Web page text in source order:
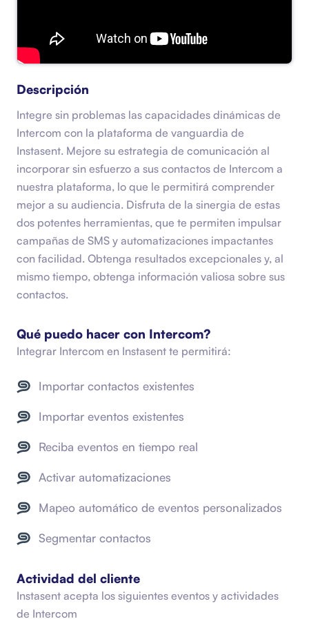
Descripción
Integre sin problemas las capacidades dinámicas de
Intercom con la plataforma de vanguardia de
Instasent. Mejore su estrategia de comunicación al
incorporar sin esfuerzo a sus contactos de Intercom a
nuestra plataforma, lo que le permitirá comprender
mejor a su audiencia. Disfruta de la sinergia de estas
dos potentes herramientas, que te permiten impulsar
campañas de SMS y automatizaciones impactantes
con facilidad. Obtenga resultados excepcionales y, al
mismo tiempo, obtenga información valiosa sobre sus
contactos.
Qué puedo hacer con Intercom?
Integrar Intercom en Instasent te permitirá:
Importar contactos existentes
Importar eventos existentes
Reciba eventos en tiempo real
Activar automatizaciones
Mapeo automático de eventos personalizados
Segmentar contactos
Actividad del cliente
Instasent acepta los siguientes eventos y actividades
de Intercom